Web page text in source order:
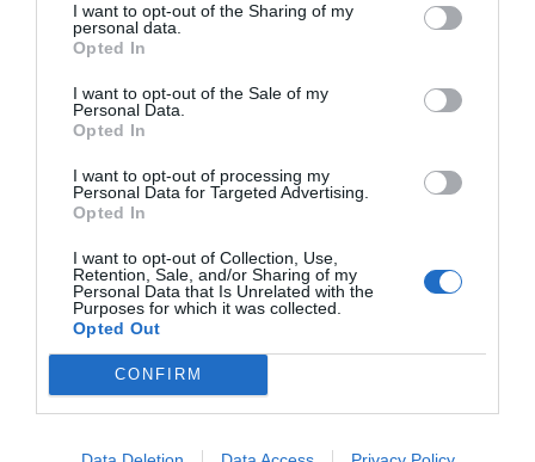
I want to opt-out of the Sharing of my
personal data.
Opted In
I want to opt-out of the Sale of my
Personal Data.
Opted In
I want to opt-out of processing my
Personal Data for Targeted Advertising.
Opted In
I want to opt-out of Collection, Use,
Retention, Sale, and/or Sharing of my
Personal Data that Is Unrelated with the
Purposes for which it was collected.
Opted Out
CONFIRM
que requerían mucha menos energía para el
selección dado que los pájaros no entienden de
estas fronteras micro-locales sin separación
orográfica ni climática.
Renuncia, por lo tanto, a situar las ZEPA en
zonas fuera del área Segarra-Garrigues, con las
mismas características orográfico-climáticas.
Desinformación y exageración sobre la
problemática de las aves, Por ejemplo, afirmaron
que un pájaro como el alcaudón chico (Lanius